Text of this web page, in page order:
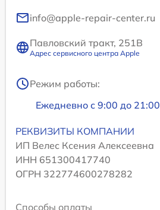
info@apple-repair-center.ru
Павловский тракт, 251В
Адрес сервисного центра Apple
Режим работы:
Ежедневно с 9:00 до 21:00
РЕКВИЗИТЫ КОМПАНИИ
ИП Велес Ксения Алексеевна
ИНН 651300417740
ОГРН 322774600278282
Способы оплаты